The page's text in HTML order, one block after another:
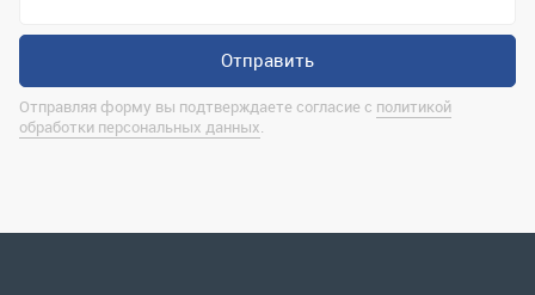
Контактная информация
marina@uralrsmiass.ru